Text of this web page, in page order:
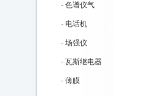
- 色谱仪气
- 电话机
- 场强仪
- 瓦斯继电器
- 薄膜